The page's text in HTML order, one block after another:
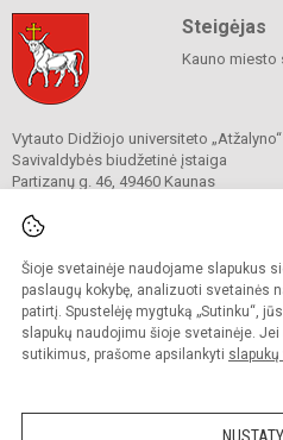
Šioje svetainėje naudojame slapukus
paslaugų kokybę, analizuoti svetainės
patirtį. Spustelėję mygtuką „Sutinku“,
slapukų naudojimu šioje svetainėje.
sutikimus, prašome apsilankyti
Steigėjas
Kauno miesto
Vytauto Didžiojo universiteto
Savivaldybės biudžetinė įstaiga
Partizanų g. 46, 49460 Kaunas
El. p.
Juridinių asmenų registre
Įmonės kodas 290136920
Kopijuoti turinį be raštiško